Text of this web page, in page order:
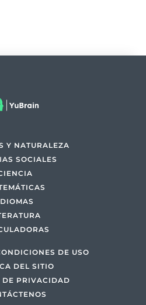
Y NATURALEZA
SOCIALES
DE USO
DEL SITIO
DE PRIVACIDAD